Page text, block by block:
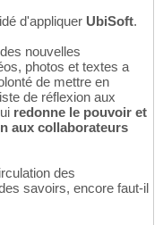
d'appliquer UbiSoft.
nouvelles
photos et textes a
de mettre en
de réflexion aux
redonne le pouvoir et
aux collaborateurs
des
savoirs, encore faut-il